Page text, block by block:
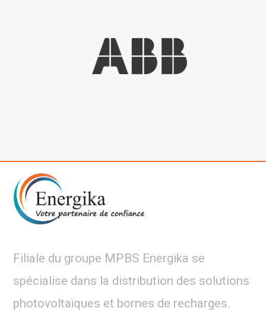
Filiale du groupe MPBS Energika se
spécialise dans la distribution des solutions
photovoltaïques et bornes de recharges.